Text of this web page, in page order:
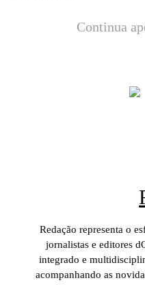
Continua
Redação representa o
jornalistas e editores
integrado e
acompanhando as